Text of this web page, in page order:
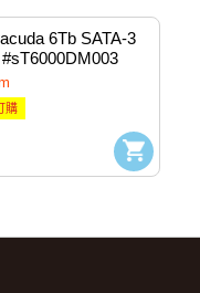
6Tb SATA-3
購